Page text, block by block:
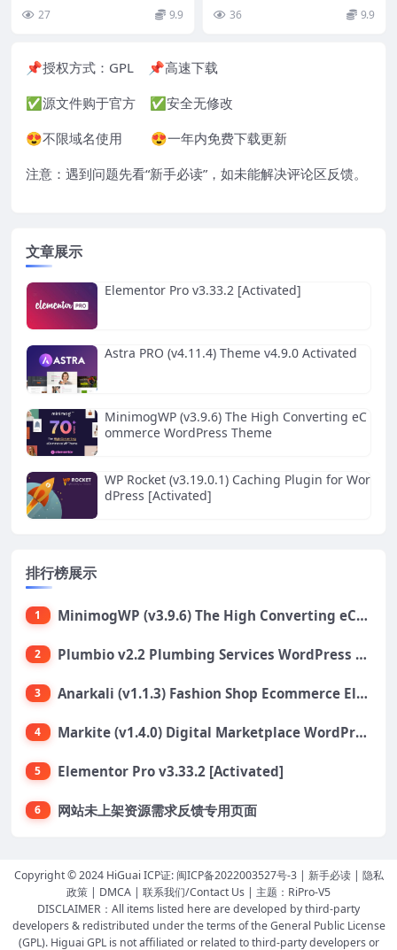
羽毛球、桨球、壁球）、私人教
练、体育学校的时...
27 9.9 36 9.9
📌授权方式： GPL 📌高速下载
✅源文件购于官方 ✅安全无修改
😍不限域名使用 😍一年内免费下载更新
注意：遇到问题先看“新手必读”，如未能解决评论区反馈。
文章展示
Elementor Pro v3.33.2 [Activated]
Astra PRO (v4.11.4) Theme v4.9.0 Activated
MinimogWP (v3.9.6) The High Converting eC
ommerce WordPress Theme
WP Rocket (v3.19.0.1) Caching Plugin for Wor
dPress [Activated]
排行榜展示
1 MinimogWP (v3.9.6) The High Converting eCommerce WordPress Theme
2 Plumbio v2.2 Plumbing Services WordPress Theme
3 Anarkali (v1.1.3) Fashion Shop Ecommerce Elementor Theme
4 Markite (v1.4.0) Digital Marketplace WordPress Theme
5 Elementor Pro v3.33.2 [Activated]
6 网站未上架资源需求反馈专用页面
Copyright © 2024 HiGuai ICP证: 闽ICP备2022003527号-3| 新手必读| 隐私
政策 | DMCA | 联系我们/Contact Us | 主题： RiPro-V5
DISCLAIMER：All items listed here are developed by third-party
developers & redistributed under the terms of the General Public License
(GPL). Higuai GPL is not affiliated or related to third-party developers or